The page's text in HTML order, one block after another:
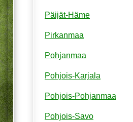
Päijät-Häme
Pirkanmaa
Pohjanmaa
Pohjois-Karjala
Pohjois-Pohjanmaa
Pohjois-Savo